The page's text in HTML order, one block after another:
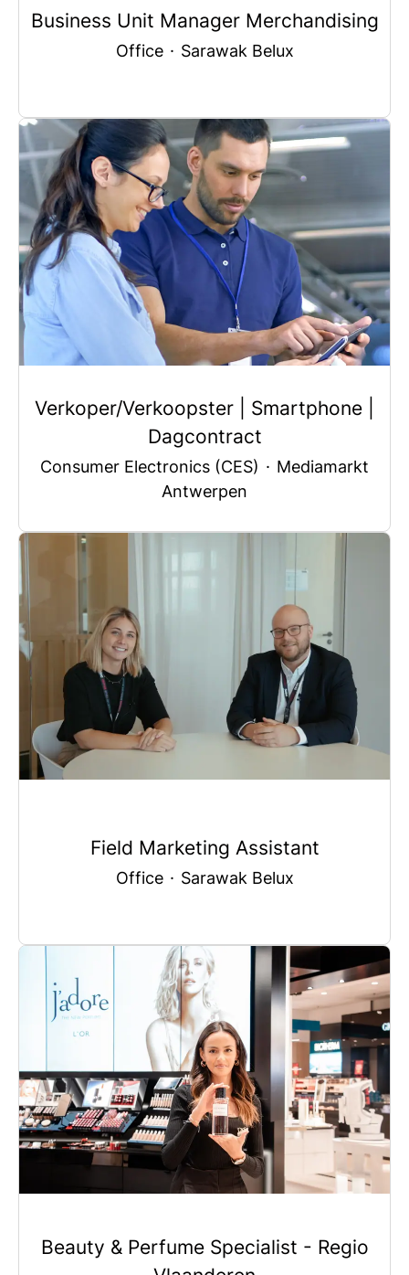
Business Unit Manager Merchandising
Office · Sarawak Belux
Verkoper/Verkoopster | Smartphone |
Dagcontract
Consumer Electronics (CES) · Mediamarkt
Antwerpen
Field Marketing Assistant
Office · Sarawak Belux
Beauty & Perfume Specialist - Regio